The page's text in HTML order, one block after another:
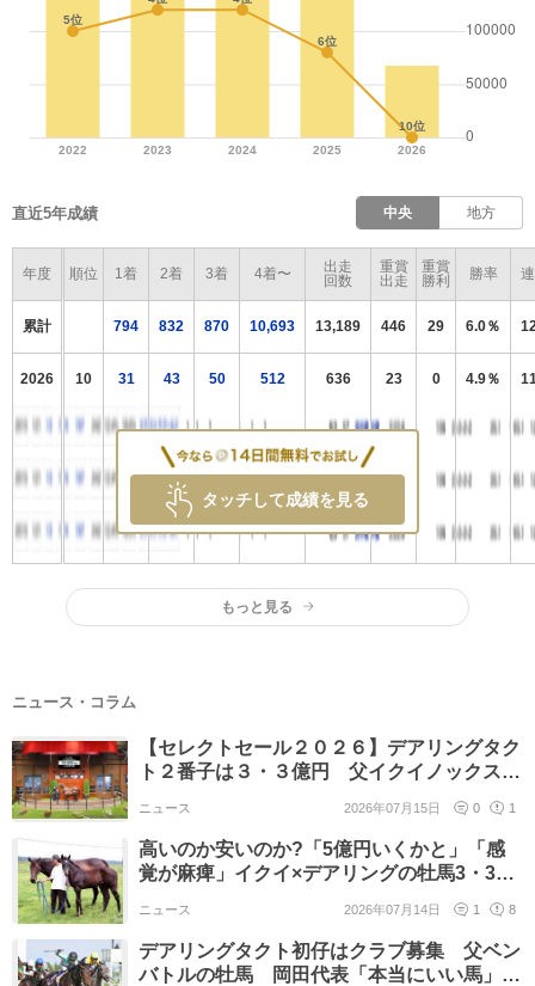
直近5年成績 中央 地方
年度
累計
2026
順位 1着 2着 3着 4着〜
出走
回数
重賞
出走
重賞
勝利
勝率
794 832 870 10,693 13,189 446 29 6.0％
10 31 43 50 512 636 23 0 4.9％
タッチして成績を見る
もっと見る
ニュース・コラム
【セレクトセール２０２６】デアリングタク
ト２番子は３・３億円 父イクイノックスで
ニュース 2026年07月15日 0 1
高いのか安いのか?「5億円いくかと」「感
覚が麻痺」イクイ×デアリングの牡馬3・3億
ニュース 2026年07月14日 1 8
デアリングタクト初仔はクラブ募集 父ベン
バトルの牡馬 岡田代表「本当にいい馬」母